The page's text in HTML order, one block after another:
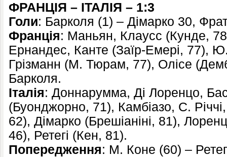
ФРАНЦІЯ – ІТАЛІЯ – 1:3
Голи: Барколя (1) – Дімарко 30,
Франція: Маньян, Клаусс (Кунде,
Ернандес, Канте (Заїр-Емері, 77),
Грізманн (М. Тюрам, 77), Олісе
Барколя.
Італія: Доннарумма, Ді Лоренцо,
(Буонджорно, 71), Камбіазо, С.
62), Дімарко (Брешіаніні, 81),
46), Ретегі (Кен, 81).
Попередження: М. Коне (60) –